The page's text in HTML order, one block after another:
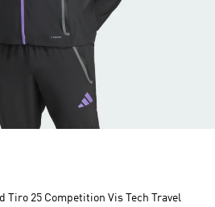
Tiro 25 Competition Vis Tech Travel